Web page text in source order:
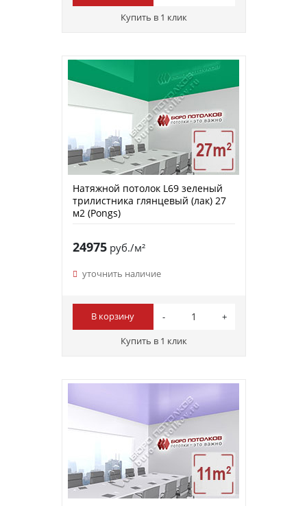
Купить в 1 клик
Натяжной потолок L69 зеленый
трилистника глянцевый (лак) 27
м2 (Pongs)
24975руб./м²
уточнить наличие
В корзину
Купить в 1 клик